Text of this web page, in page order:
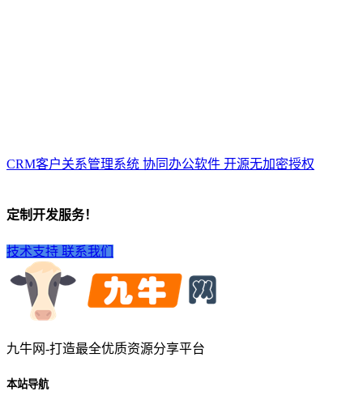
CRM客户关系管理系统 协同办公软件 开源无加密授权
定制开发服务！
技术支持 联系我们
九牛网-打造最全优质资源分享平台
本站导航